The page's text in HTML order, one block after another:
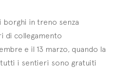
borghi in treno senza
di collegamento
e il 13 marzo, quando la
tutti i sentieri sono gratuiti